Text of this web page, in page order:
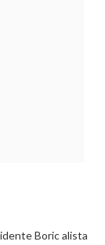
Boric alista